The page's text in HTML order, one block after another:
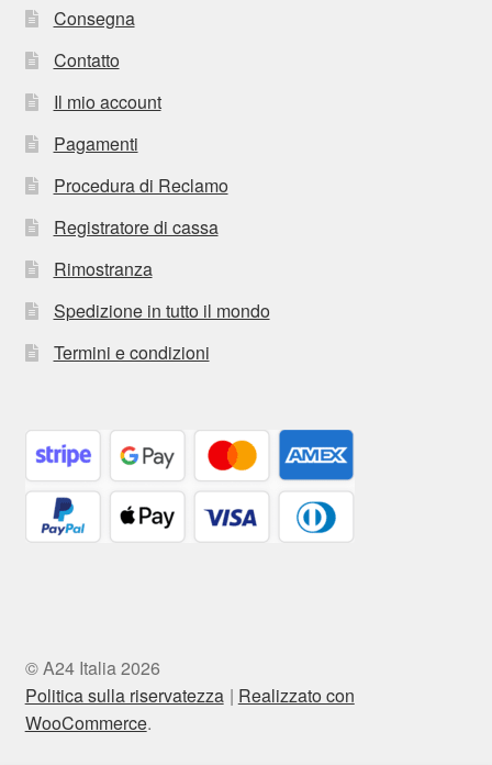
Consegna
Contatto
Il mio account
Pagamenti
Procedura di Reclamo
Registratore di cassa
Rimostranza
Spedizione in tutto il mondo
Termini e condizioni
© A24 Italia 2026
Politica sulla riservatezza
Realizzato con
WooCommerce.